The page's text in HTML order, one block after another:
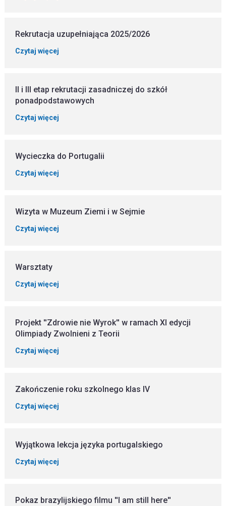
Rekrutacja uzupełniająca 2025/2026
Czytaj więcej
II i III etap rekrutacji zasadniczej do szkół
ponadpodstawowych
Czytaj więcej
Wycieczka do Portugalii
Czytaj więcej
Wizyta w Muzeum Ziemi i w Sejmie
Czytaj więcej
Warsztaty
Czytaj więcej
Projekt ''Zdrowie nie Wyrok'' w ramach XI edycji
Olimpiady Zwolnieni z Teorii
Czytaj więcej
Zakończenie roku szkolnego klas IV
Czytaj więcej
Wyjątkowa lekcja języka portugalskiego
Czytaj więcej
Pokaz brazylijskiego filmu ''I am still here''